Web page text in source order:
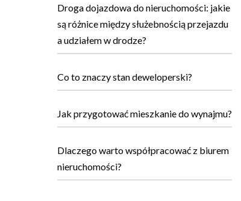
Droga dojazdowa do nieruchomości: jakie
są różnice między służebnością przejazdu
a udziałem w drodze?
Co to znaczy stan deweloperski?
Jak przygotować mieszkanie do wynajmu?
Dlaczego warto współpracować z biurem
nieruchomości?